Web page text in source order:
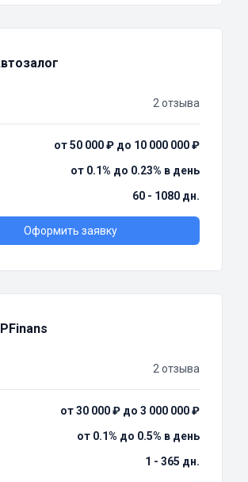
2 отзыва
от 50 000 ₽ до 10 000 000 ₽
от 0.1% до 0.23% в день
60 - 1080 дн.
Оформить заявку
2 отзыва
от 30 000 ₽ до 3 000 000 ₽
от 0.1% до 0.5% в день
1 - 365 дн.